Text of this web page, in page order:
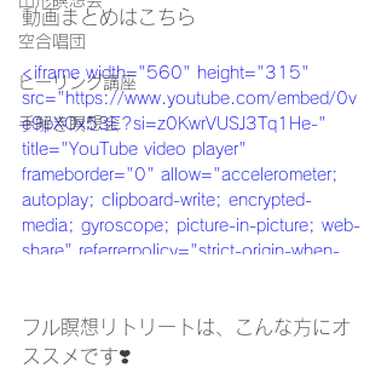
空合唱団
ヒーリング講座
手解き瞑想会
動画まとめはこちら
<iframe width="560" height="315"
src="https://www.youtube.com/embed/0v
e9pXOx53E?si=z0KwrVUSJ3Tq1He-"
title="YouTube video player"
frameborder="0" allow="accelerometer;
autoplay; clipboard-write; encrypted-
media; gyroscope; picture-in-picture; web-
share" referrerpolicy="strict-origin-when-
フル瞑想リトリートは、こんな方にオ
ススメです❣️